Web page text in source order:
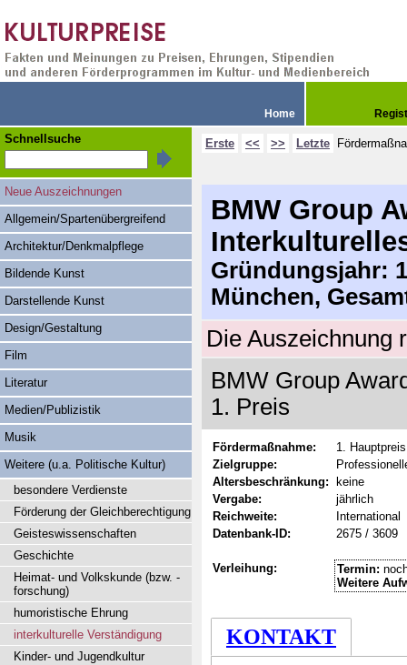
Home
Erste << >> Letzte
BMW Group
Gründungsjahr:
München,
Die Auszeichnung
BMW Group
1. Preis
Fördermaßnahme:
1. Hauptpreis
Zielgruppe:
Altersbeschränkung:
keine
Vergabe:
jährlich
Reichweite:
International
Datenbank-ID:
2675 / 3609
Verleihung: Termin:
Weitere
KONTAKT
Schnellsuche
Neue Auszeichnungen
Allgemein/Spartenübergreifend
Architektur/Denkmalpflege
Bildende Kunst
Darstellende Kunst
Design/Gestaltung
Film
Literatur
Medien/Publizistik
Musik
Weitere (u.a. Politische Kultur)
besondere Verdienste
Förderung der Gleichberechtigung
Geisteswissenschaften
Geschichte
Heimat- und Volkskunde (bzw. -
forschung)
humoristische Ehrung
interkulturelle Verständigung
Kinder- und Jugendkultur